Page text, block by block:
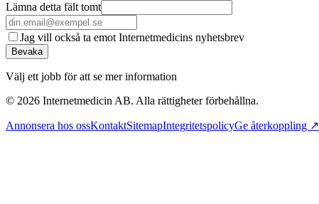
Lämna detta fält tomt
Jag vill också ta emot Internetmedicins nyhetsbrev
Bevaka
Välj ett jobb för att se mer information
© 2026 Internetmedicin AB. Alla rättigheter förbehållna.
Annonsera hos ossKontaktSitemapIntegritetspolicyGe återkoppling ↗